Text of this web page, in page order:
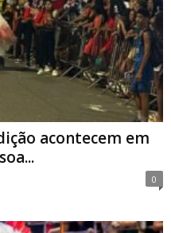
acontecem em
0